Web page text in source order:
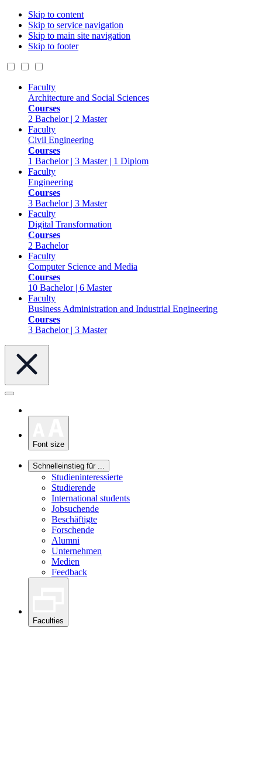
Skip to content
Skip to service navigation
Skip to main site navigation
Skip to footer
Faculty
Architecture and Social Sciences
Courses
2 Bachelor | 2 Master
Faculty
Civil Engineering
Courses
1 Bachelor | 3 Master | 1 Diplom
Faculty
Engineering
Courses
3 Bachelor | 3 Master
Faculty
Digital Transformation
Courses
2 Bachelor
Faculty
Computer Science and Media
Courses
10 Bachelor | 6 Master
Faculty
Business Administration and Industrial Engineering
Courses
3 Bachelor | 3 Master
Font size
Schnelleinstieg für ...
Studieninteressierte
Studierende
International students
Jobsuchende
Beschäftigte
Forschende
Alumni
Unternehmen
Medien
Feedback
Faculties